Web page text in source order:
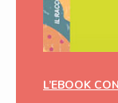
L’EBOOK